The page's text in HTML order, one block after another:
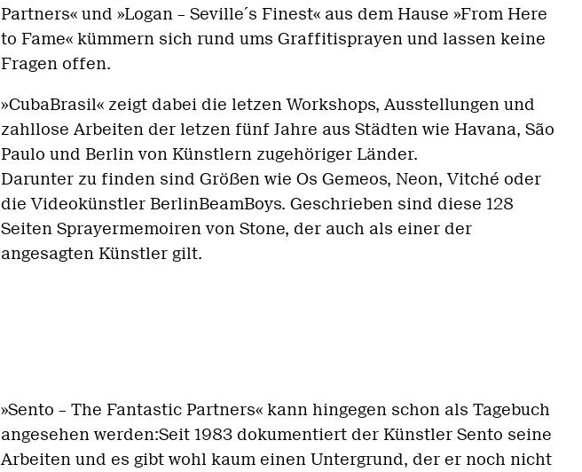
Partners« und »Logan – Seville´s Finest« aus dem Hause »From Here
to Fame« kümmern sich rund ums Graffitisprayen und lassen keine
Fragen offen.
»CubaBrasil« zeigt dabei die letzen Workshops, Ausstellungen und
zahllose Arbeiten der letzen fünf Jahre aus Städten wie Havana, São
Paulo und Berlin von Künstlern zugehöriger Länder.
Darunter zu finden sind Größen wie Os Gemeos, Neon, Vitché oder
die Videokünstler BerlinBeamBoys. Geschrieben sind diese 128
Seiten Sprayermemoiren von Stone, der auch als einer der
angesagten Künstler gilt.
»Sento – The Fantastic Partners« kann hingegen schon als Tagebuch
angesehen werden:Seit 1983 dokumentiert der Künstler Sento seine
Arbeiten und es gibt wohl kaum einen Untergrund, der er noch nicht